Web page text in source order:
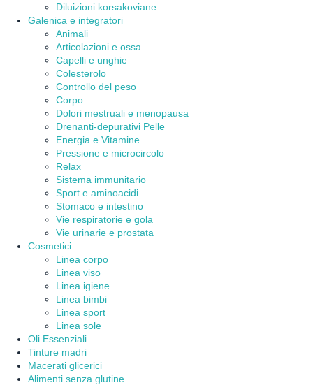
Diluizioni korsakoviane
Galenica e integratori
Animali
Articolazioni e ossa
Capelli e unghie
Colesterolo
Controllo del peso
Corpo
Dolori mestruali e menopausa
Drenanti-depurativi Pelle
Energia e Vitamine
Pressione e microcircolo
Relax
Sistema immunitario
Sport e aminoacidi
Stomaco e intestino
Vie respiratorie e gola
Vie urinarie e prostata
Cosmetici
Linea corpo
Linea viso
Linea igiene
Linea bimbi
Linea sport
Linea sole
Oli Essenziali
Tinture madri
Macerati glicerici
Alimenti senza glutine